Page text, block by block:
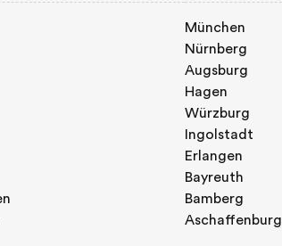
München
Nürnberg
Augsburg
Hagen
Würzburg
Ingolstadt
Erlangen
Bayreuth
Bamberg
Aschaffenburg